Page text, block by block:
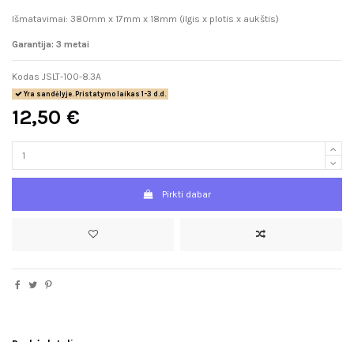
Išmatavimai: 380mm x 17mm x 18mm (ilgis x plotis x aukštis)
Garantija: 3 metai
Kodas JSLT-100-8.3A
Yra sandėlyje. Pristatymo laikas 1-3 d.d.
12,50 €
Pirkti dabar